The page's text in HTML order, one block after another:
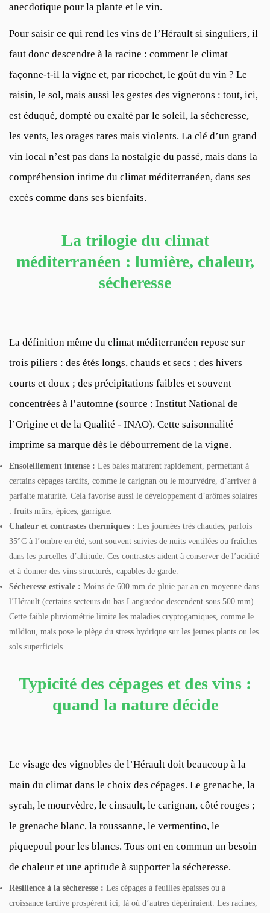
anecdotique pour la plante et le vin.
Pour saisir ce qui rend les vins de l’Hérault si singuliers, il
faut donc descendre à la racine : comment le climat
façonne-t-il la vigne et, par ricochet, le goût du vin ? Le
raisin, le sol, mais aussi les gestes des vignerons : tout, ici,
est éduqué, dompté ou exalté par le soleil, la sécheresse,
les vents, les orages rares mais violents. La clé d’un grand
vin local n’est pas dans la nostalgie du passé, mais dans la
compréhension intime du climat méditerranéen, dans ses
excès comme dans ses bienfaits.
La trilogie du climat
méditerranéen : lumière, chaleur,
sécheresse
La définition même du climat méditerranéen repose sur
trois piliers : des étés longs, chauds et secs ; des hivers
courts et doux ; des précipitations faibles et souvent
concentrées à l’automne (source : Institut National de
l’Origine et de la Qualité - INAO). Cette saisonnalité
imprime sa marque dès le débourrement de la vigne.
Ensoleillement intense : Les baies maturent rapidement, permettant à
certains cépages tardifs, comme le carignan ou le mourvèdre, d’arriver à
parfaite maturité. Cela favorise aussi le développement d’arômes solaires
: fruits mûrs, épices, garrigue.
Chaleur et contrastes thermiques : Les journées très chaudes, parfois
35°C à l’ombre en été, sont souvent suivies de nuits ventilées ou fraîches
dans les parcelles d’altitude. Ces contrastes aident à conserver de l’acidité
et à donner des vins structurés, capables de garde.
Sécheresse estivale : Moins de 600 mm de pluie par an en moyenne dans
l’Hérault (certains secteurs du bas Languedoc descendent sous 500 mm).
Cette faible pluviométrie limite les maladies cryptogamiques, comme le
mildiou, mais pose le piège du stress hydrique sur les jeunes plants ou les
sols superficiels.
Typicité des cépages et des vins :
quand la nature décide
Le visage des vignobles de l’Hérault doit beaucoup à la
main du climat dans le choix des cépages. Le grenache, la
syrah, le mourvèdre, le cinsault, le carignan, côté rouges ;
le grenache blanc, la roussanne, le vermentino, le
piquepoul pour les blancs. Tous ont en commun un besoin
de chaleur et une aptitude à supporter la sécheresse.
Résilience à la sécheresse : Les cépages à feuilles épaisses ou à
croissance tardive prospèrent ici, là où d’autres dépériraient. Les racines,